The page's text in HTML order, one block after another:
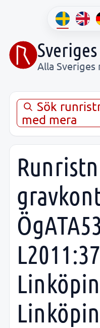
Alla
Sök
med mera